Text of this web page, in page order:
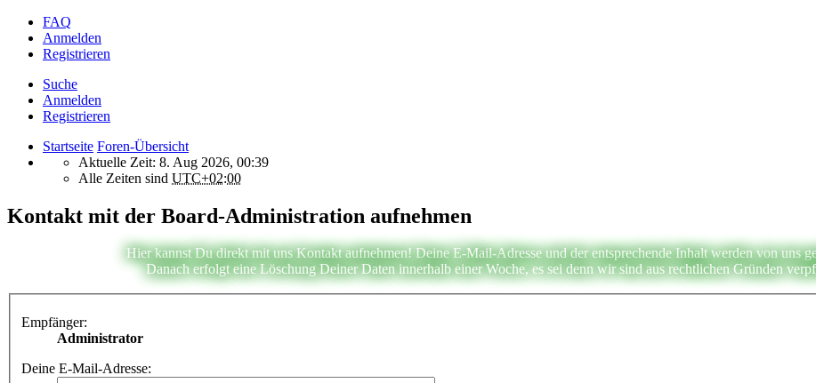
FAQ
Anmelden
Registrieren
Suche
Anmelden
Registrieren
Startseite Foren-Übersicht
Aktuelle Zeit: 8. Aug 2026, 00:39
Alle Zeiten sind UTC+02:00
Kontakt mit der Board-Administration aufnehmen
Hier kannst Du direkt mit uns Kontakt aufnehmen! Deine E-Mail-Adresse und der entsprechende Inhalt werden von uns
Danach erfolgt eine Löschung Deiner Daten innerhalb einer Woche, es sei denn wir sind aus rechtlichen Gründen
Empfänger:
Administrator
Deine E-Mail-Adresse: